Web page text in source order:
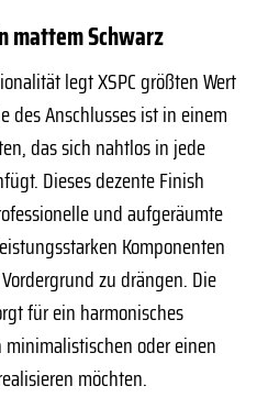
mattem Schwarz
legt XSPC größten Wert
des Anschlusses ist in einem
das sich nahtlos in jede
Dieses dezente Finish
und aufgeräumte
Komponenten
zu drängen. Die
für ein harmonisches
oder einen
möchten.